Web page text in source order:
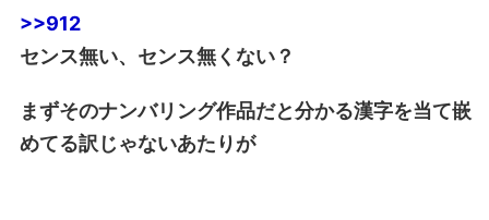
>>912
センス無い、センス無くない？
まずそのナンバリング作品だと分かる漢字を当て嵌
めてる訳じゃないあたりが